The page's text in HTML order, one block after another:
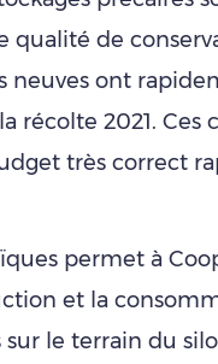
qualité de
neuves ont
récolte 2021. Ces
très correct
permet à
et la
le terrain du